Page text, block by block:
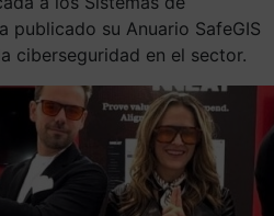
publicado su Anuario SafeGIS
ciberseguridad en el sector.